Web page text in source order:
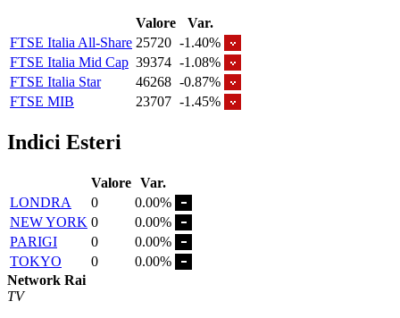
Valore
Var.
FTSE Italia All-Share 25720 -1.40%
FTSE Italia Mid Cap 39374 -1.08%
FTSE Italia Star
46268 -0.87%
FTSE MIB
23707 -1.45%
Indici Esteri
Valore Var.
LONDRA
0
0.00%
NEW YORK 0
0.00%
PARIGI
0
0.00%
TOKYO
0
0.00%
Network Rai
TV